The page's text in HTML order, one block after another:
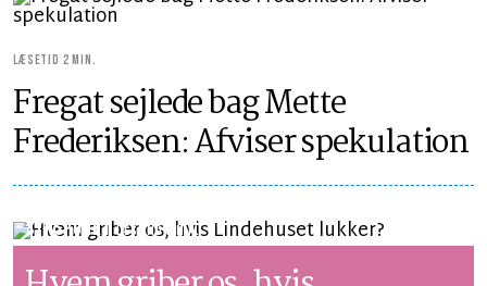
LÆSETID 2 MIN.
Fregat sejlede bag Mette
Frederiksen: Afviser spekulation
SYNSPUNKTLÆSETID 2 MIN.